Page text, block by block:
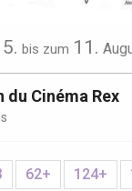
5. bis zum 11.
Cinéma Rex
62+ 124+